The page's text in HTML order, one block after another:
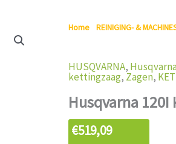
Home /REINIGING- &
HUSQVARNA,
kettingzaag,Zagen,
Husqvarna
€519,09